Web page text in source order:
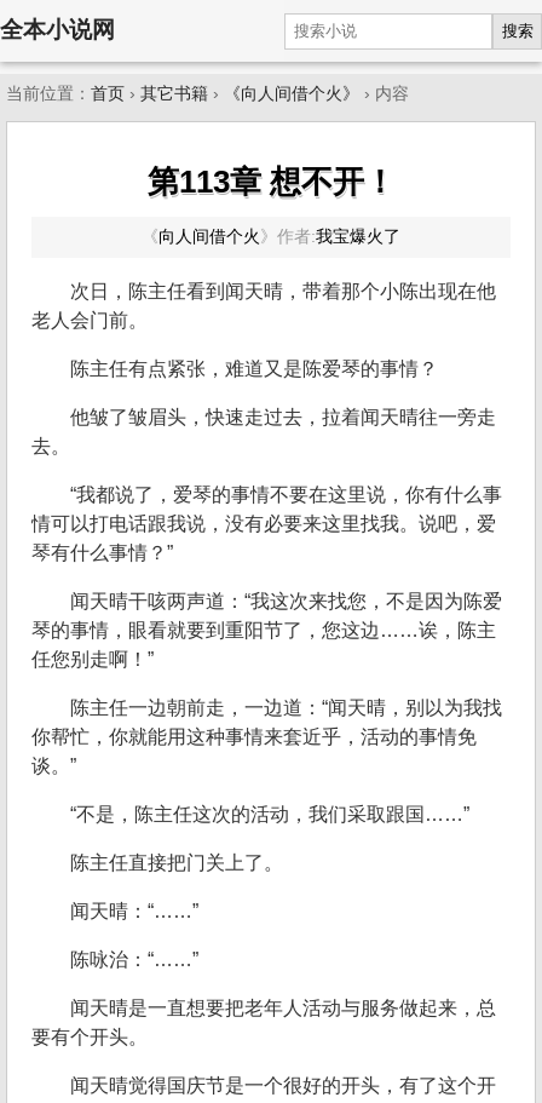
全本小说网 搜索
当前位置： 首页 › 其它书籍 › 《向人间借个火》 › 内容
第113章 想不开！
《向人间借个火 》 作者:我宝爆火了
次日，陈主任看到闻天晴，带着那个小陈出现在他
老人会门前。
陈主任有点紧张，难道又是陈爱琴的事情？
他皱了皱眉头，快速走过去，拉着闻天晴往一旁走
去。
“我都说了，爱琴的事情不要在这里说，你有什么事
情可以打电话跟我说，没有必要来这里找我。说吧，爱
琴有什么事情？”
闻天晴干咳两声道：“我这次来找您，不是因为陈爱
琴的事情，眼看就要到重阳节了，您这边……诶，陈主
任您别走啊！”
陈主任一边朝前走，一边道：“闻天晴，别以为我找
你帮忙，你就能用这种事情来套近乎，活动的事情免
谈。”
“不是，陈主任这次的活动，我们采取跟国……”
陈主任直接把门关上了。
闻天晴：“……”
陈咏治：“……”
闻天晴是一直想要把老年人活动与服务做起来，总
要有个开头。
闻天晴觉得国庆节是一个很好的开头，有了这个开